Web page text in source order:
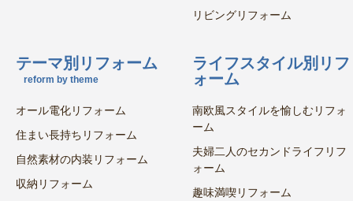
リビングリフォーム
テーマ別リフォーム
reform by theme
オール電化リフォーム
住まい長持ちリフォーム
自然素材の内装リフォーム
収納リフォーム
ライフスタイル別リフ
ォーム
南欧風スタイルを愉しむリフォ
ーム
夫婦二人のセカンドライフリフ
ォーム
趣味満喫リフォーム